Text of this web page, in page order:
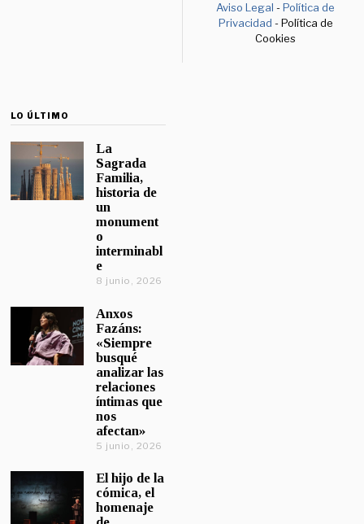
Aviso Legal -Política de
Privacidad - Política de
Cookies
LO ÚLTIMO
La
Sagrada
Familia,
historia de
un
monument
o
interminabl
e
8 junio, 2026
Anxos
Fazáns:
«Siempre
busqué
analizar las
relaciones
íntimas que
nos
afectan»
5 junio, 2026
El hijo de la
cómica, el
homenaje